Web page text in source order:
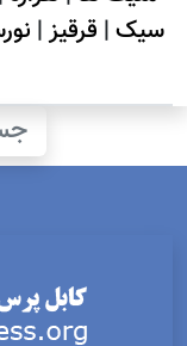
سیک| قرقیز|